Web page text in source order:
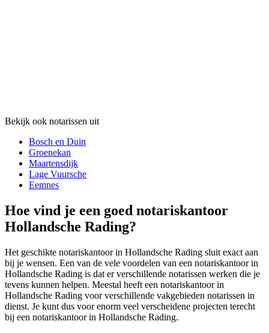
Bekijk ook notarissen uit
Bosch en Duin
Groenekan
Maartensdijk
Lage Vuursche
Eemnes
Hoe vind je een goed notariskantoor
Hollandsche Rading?
Het geschikte notariskantoor in Hollandsche Rading sluit exact aan
bij je wensen. Een van de vele voordelen van een notariskantoor in
Hollandsche Rading is dat er verschillende notarissen werken die je
tevens kunnen helpen. Meestal heeft een notariskantoor in
Hollandsche Rading voor verschillende vakgebieden notarissen in
dienst. Je kunt dus voor enorm veel verscheidene projecten terecht
bij een notariskantoor in Hollandsche Rading.